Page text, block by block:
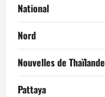
National
Nord
Nouvelles de Thaïlande
Pattaya